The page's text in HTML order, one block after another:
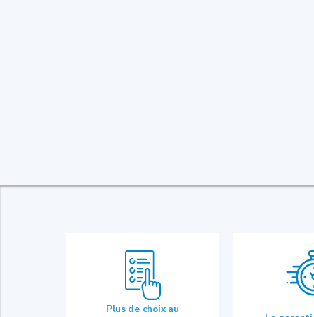
Plus de choix au